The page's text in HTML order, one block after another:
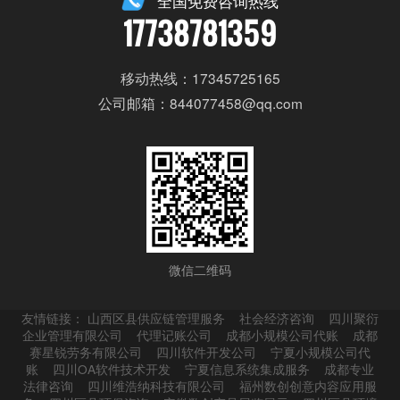
17738781359
移动热线：17345725165
公司邮箱：844077458@qq.com
微信二维码
友情链接： 山西区县供应链管理服务 社会经济咨询
四川聚衍
企业管理有限公司
代理记账公司 成都小规模公司代账
成都
赛星锐劳务有限公司
四川软件开发公司
宁夏小规模公司代
账
四川OA软件技术开发 宁夏信息系统集成服务
成都专业
法律咨询
四川维浩纳科技有限公司
福州数创创意内容应用服